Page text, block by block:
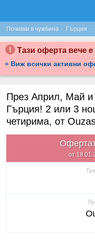
Почивки в чужбина · Гърция ·
Тази оферта вече е
» Виж всички активни
През Април, Май
Гърция! 2 или 3
четирима, от
от